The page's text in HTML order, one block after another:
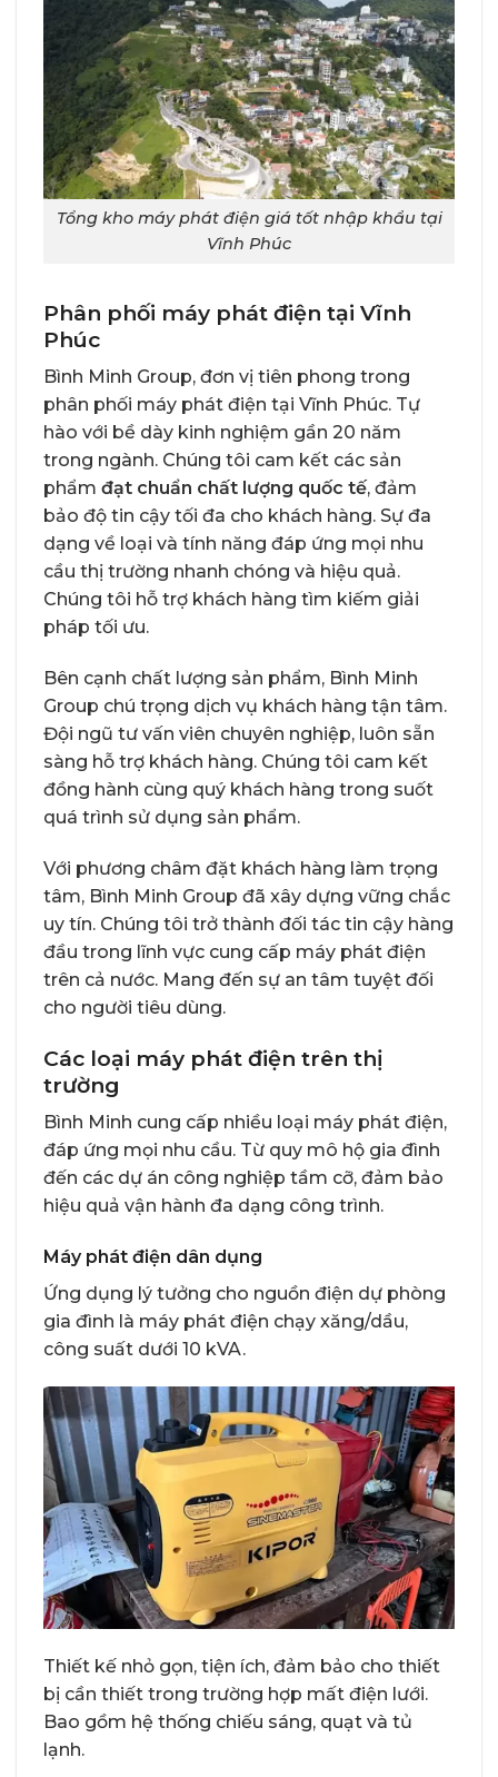
Tổng kho máy phát điện giá tốt nhập khẩu tại
Vĩnh Phúc
Phân phối máy phát điện tại Vĩnh
Phúc
Bình Minh Group, đơn vị tiên phong trong
phân phối máy phát điện tại Vĩnh Phúc. Tự
hào với bề dày kinh nghiệm gần 20 năm
trong ngành. Chúng tôi cam kết các sản
phẩm đạt chuẩn chất lượng quốc tế, đảm
bảo độ tin cậy tối đa cho khách hàng. Sự đa
dạng về loại và tính năng đáp ứng mọi nhu
cầu thị trường nhanh chóng và hiệu quả.
Chúng tôi hỗ trợ khách hàng tìm kiếm giải
pháp tối ưu.
Bên cạnh chất lượng sản phẩm, Bình Minh
Group chú trọng dịch vụ khách hàng tận tâm.
Đội ngũ tư vấn viên chuyên nghiệp, luôn sẵn
sàng hỗ trợ khách hàng. Chúng tôi cam kết
đồng hành cùng quý khách hàng trong suốt
quá trình sử dụng sản phẩm.
Với phương châm đặt khách hàng làm trọng
tâm, Bình Minh Group đã xây dựng vững chắc
uy tín. Chúng tôi trở thành đối tác tin cậy hàng
đầu trong lĩnh vực cung cấp máy phát điện
trên cả nước. Mang đến sự an tâm tuyệt đối
cho người tiêu dùng.
Các loại máy phát điện trên thị
trường
Bình Minh cung cấp nhiều loại máy phát điện,
đáp ứng mọi nhu cầu. Từ quy mô hộ gia đình
đến các dự án công nghiệp tầm cỡ, đảm bảo
hiệu quả vận hành đa dạng công trình.
Máy phát điện dân dụng
Ứng dụng lý tưởng cho nguồn điện dự phòng
gia đình là máy phát điện chạy xăng/dầu,
công suất dưới 10 kVA.
Thiết kế nhỏ gọn, tiện ích, đảm bảo cho thiết
bị cần thiết trong trường hợp mất điện lưới.
Bao gồm hệ thống chiếu sáng, quạt và tủ
lạnh.